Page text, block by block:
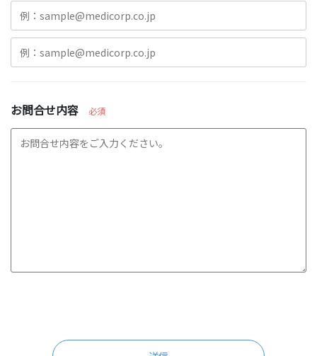
お問合せ内容 必須